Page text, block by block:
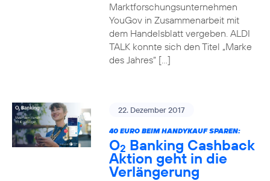
Marktforschungsunternehmen
YouGov in Zusammenarbeit mit
dem Handelsblatt vergeben. ALDI
TALK konnte sich den Titel „Marke
des Jahres“ […]
22. Dezember 2017
40 EURO BEIM HANDYKAUF SPAREN:
O2 Banking Cashback
Aktion geht in die
Verlängerung